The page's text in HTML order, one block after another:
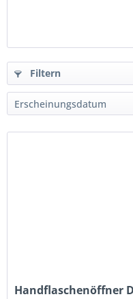
Filtern
Handflaschenöffner